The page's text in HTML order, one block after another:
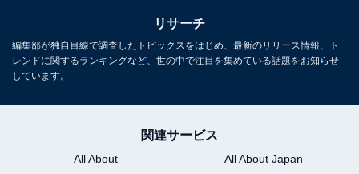
1 2
リサーチ
編集部が独自目線で調査したトピックスをはじめ、最新のリリース情報、ト
レンドに関するランキングなど、世の中で注目を集めている話題をお知らせ
しています。
関連サービス
All About
All About Japan